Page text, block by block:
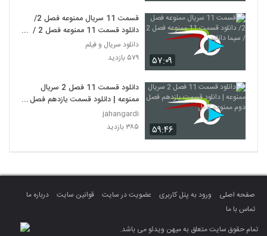
۵۷:۰۹
قسمت 11 سریال ممنوعه فصل 2/
دانلود قسمت 11 ممنوعه فصل 2 /
سیما دانلود
دانلود سریال و فیلم
۵۷۹ بازدید
۵۹:۴۶
دانلود قسمت 11 فصل 2 سریال
ممنوعه | دانلود قسمت یازدهم فصل
دوم ممنوعه کامل
jahangardi
۳۸۵ بازدید
صفحه اصلی ورود به پنل کاربری عضویت در سایت قوانین سایت
درباره ما
تماس با ما
تمام حقوق سایت متعلق به میهن ویدئو می باشد.